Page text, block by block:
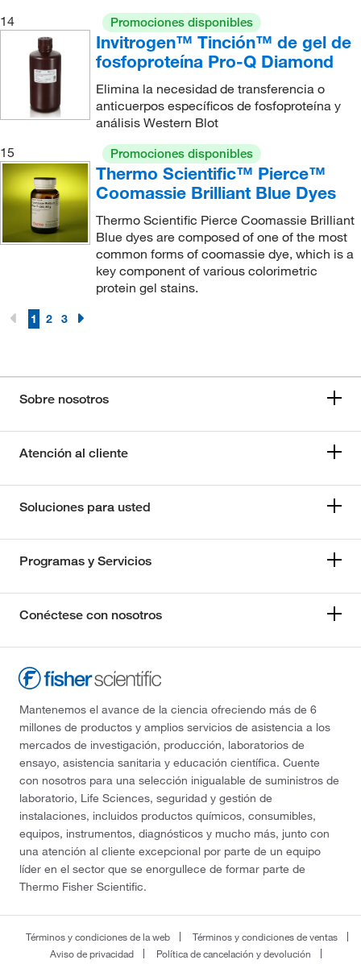
14
Promociones disponibles
Invitrogen™ Tinción™ de gel de
fosfoproteína Pro-Q Diamond
Elimina la necesidad de transferencia o
anticuerpos específicos de fosfoproteína y
análisis Western Blot
15
Promociones disponibles
Thermo Scientific™ Pierce™
Coomassie Brilliant Blue Dyes
Thermo Scientific Pierce Coomassie Brilliant
Blue dyes are composed of one of the most
common forms of coomassie dye, which is a
key component of various colorimetric
protein gel stains.
1 2 3
Sobre nosotros
Atención al cliente
Soluciones para usted
Programas y Servicios
Conéctese con nosotros
Mantenemos el avance de la ciencia ofreciendo más de 6
millones de productos y amplios servicios de asistencia a los
mercados de investigación, producción, laboratorios de
ensayo, asistencia sanitaria y educación científica. Cuente
con nosotros para una selección inigualable de suministros de
laboratorio, Life Sciences, seguridad y gestión de
instalaciones, incluidos productos químicos, consumibles,
equipos, instrumentos, diagnósticos y mucho más, junto con
una atención al cliente excepcional por parte de un equipo
líder en el sector que se enorgullece de formar parte de
Thermo Fisher Scientific.
Términos y condiciones de la web
Términos y condiciones de ventas
Aviso de privacidad
Política de cancelación y devolución